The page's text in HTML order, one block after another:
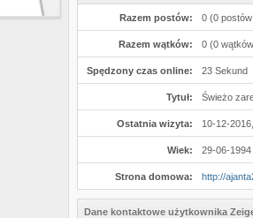
Razem postów: 0 (0
Razem wątków: 0 (0
Spędzony czas online: 23 Sekund
Tytuł: Świeżo
Ostatnia wizyta: 10-12-
Wiek: 29-06-1994
Strona domowa: http://
Dane kontaktowe użytkownika